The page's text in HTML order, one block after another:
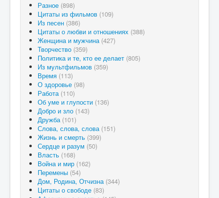
Разное (898)
Цитаты из фильмов (109)
Из песен (386)
Цитаты о любви и отношениях (388)
Женщина и мужчина (427)
Творчество (359)
Политика и те, кто ее делает (805)
Из мультфильмов (359)
Время (113)
О здоровье (98)
Работа (110)
Об уме и глупости (136)
Добро и зло (143)
Дружба (101)
Слова, слова, слова (151)
Жизнь и смерть (399)
Сердце и разум (50)
Власть (168)
Война и мир (162)
Перемены (54)
Дом, Родина, Отчизна (344)
Цитаты о свободе (83)